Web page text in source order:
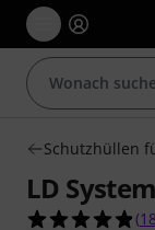
Schutzhüllen
LD
(